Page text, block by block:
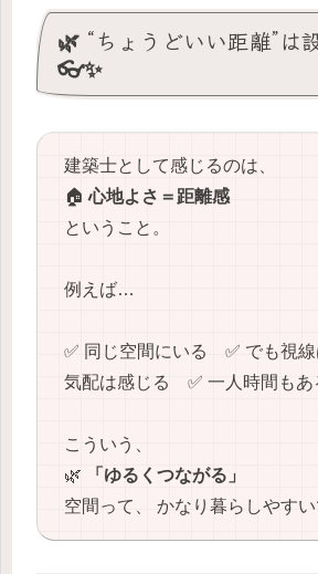
🌿 “ちょうどいい距離”は
👓✨
建築士として感じるのは、
🏠心地よさ＝距離感
ということ。
例えば…
✅ 同じ空間にいる ✅ でも視
気配は感じる ✅ 一人時間もあ
こういう、
🌿
「ゆるくつながる」
空間って、 かなり暮らしやすい